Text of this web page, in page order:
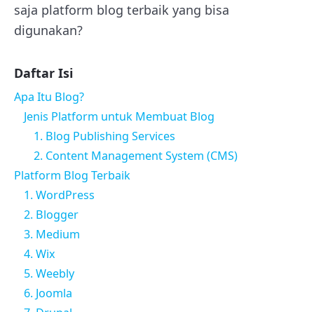
saja platform blog terbaik yang bisa
digunakan?
Daftar Isi
Apa Itu Blog?
Jenis Platform untuk Membuat Blog
1. Blog Publishing Services
2. Content Management System (CMS)
Platform Blog Terbaik
1. WordPress
2. Blogger
3. Medium
4. Wix
5. Weebly
6. Joomla